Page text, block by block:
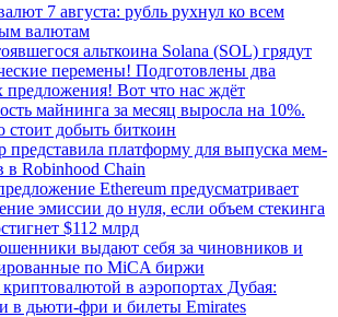
7 августа: рубль рухнул ко всем
валютам
альткоина Solana (SOL) грядут
перемены! Подготовлены два
Вот что нас ждёт
майнинга за месяц выросла на 10%.
стоит добыть биткоин
представила платформу для выпуска мем-
в Robinhood Chain
Ethereum предусматривает
эмиссии до нуля, если объем стекинга
$112 млрд
выдают себя за чиновников и
по MiCA биржи
в аэропортах Дубая:
в дьюти-фри и билеты Emirates